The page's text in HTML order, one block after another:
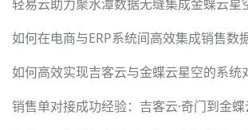
轻易云助力聚水潭数据无缝集成金蝶云星
如何在电商与ERP系统间高效集成销售数
如何高效实现吉客云与金蝶云星空的系统
销售单对接成功经验：吉客云·奇门到金